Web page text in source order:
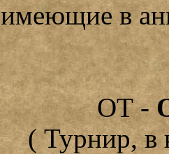
имеющие в
ОТ -
( Турнир, в